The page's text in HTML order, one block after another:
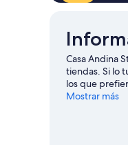
Casa Andina
tiendas. Si lo
los que
un evento
Mostrar más